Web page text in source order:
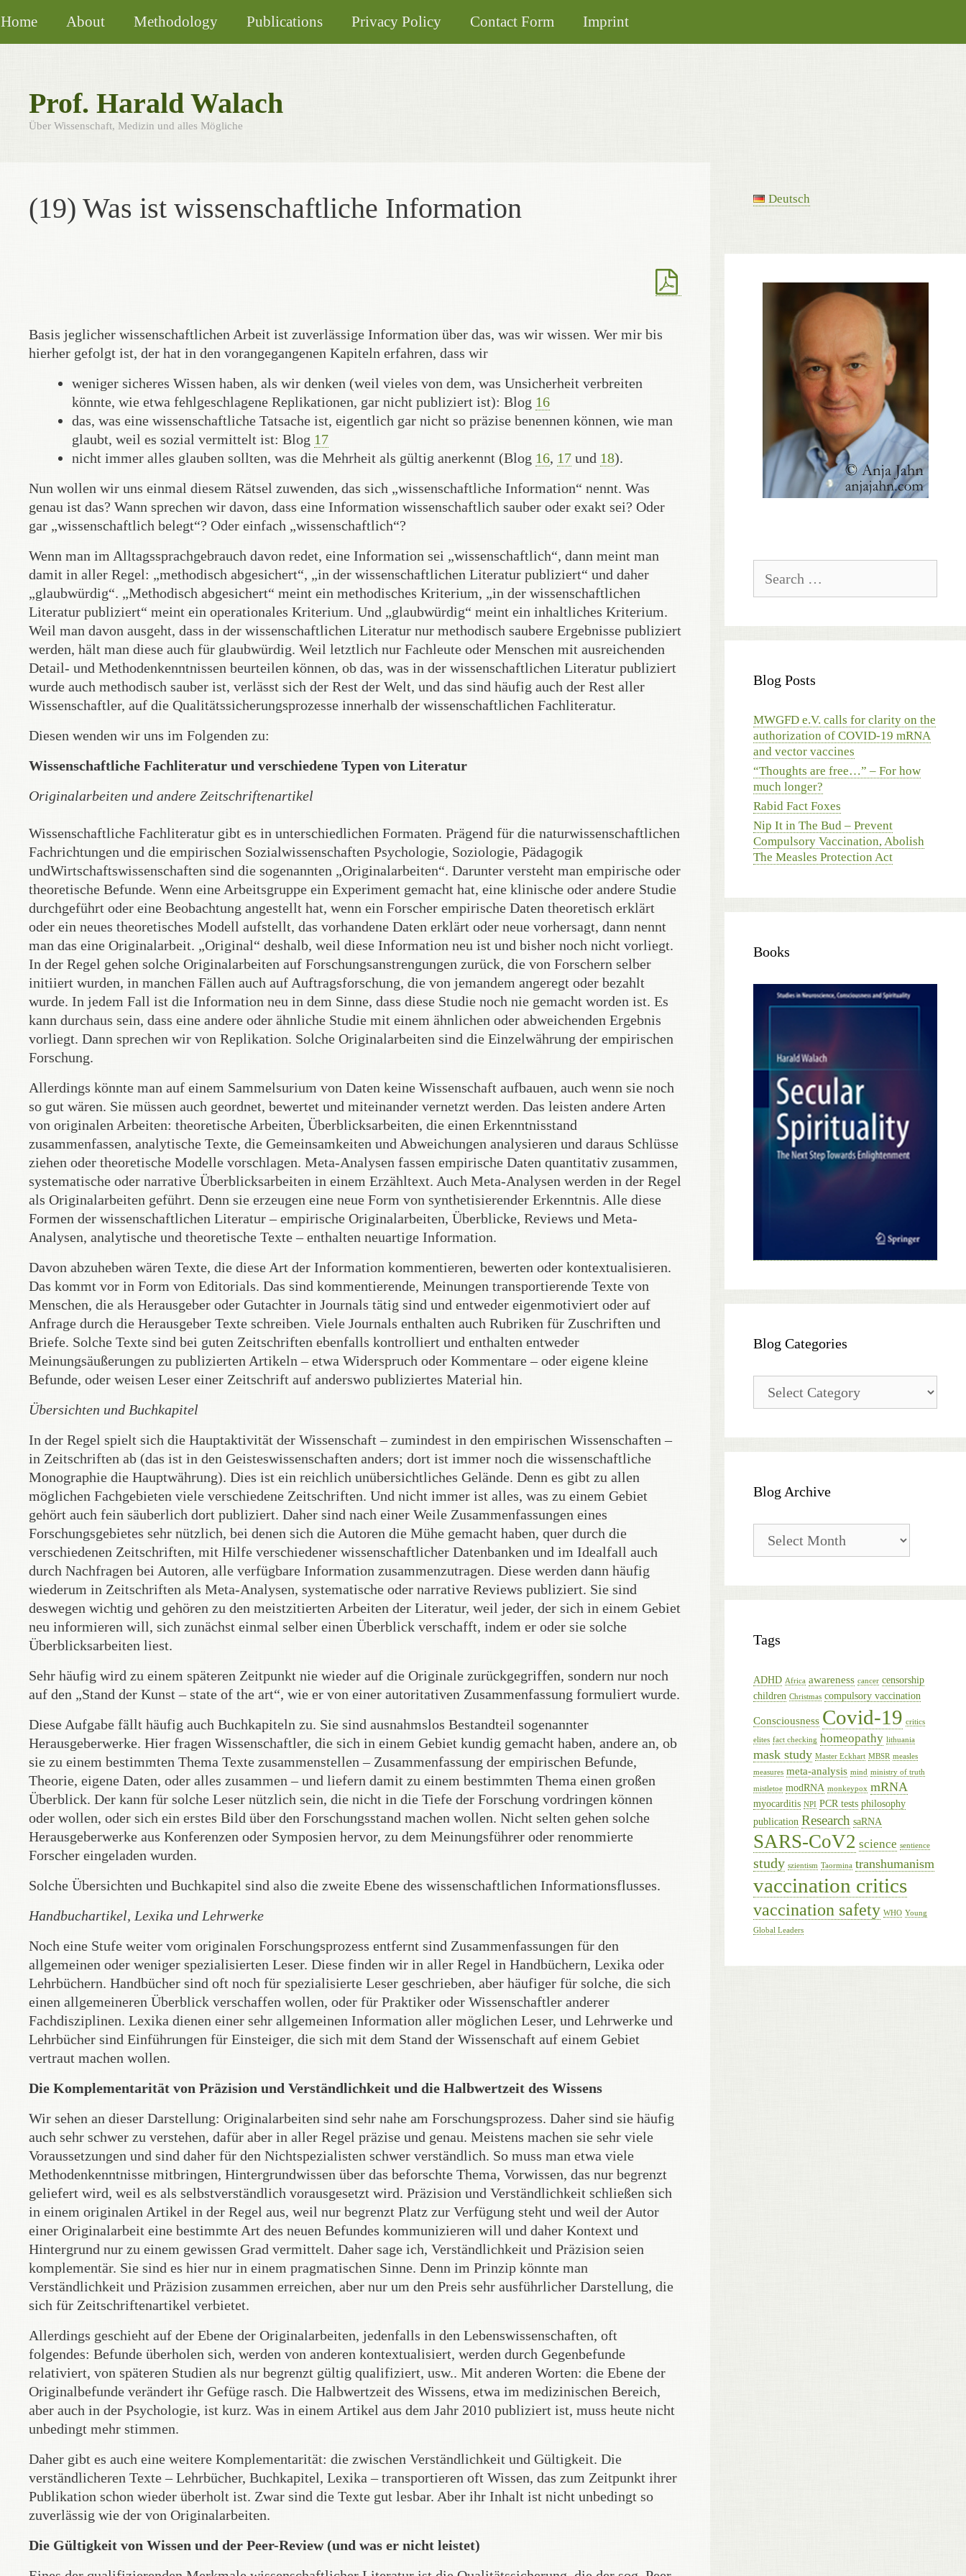
to
content
Home About Methodology Publications Privacy Policy Contact Form Imprint
Prof. Harald Walach
Über Wissenschaft, Medizin und alles Mögliche
(19) Was ist wissenschaftliche Information
Basis jeglicher wissenschaftlichen Arbeit ist zuverlässige Information über das, was wir wissen. Wer mir bis
hierher gefolgt ist, der hat in den vorangegangenen Kapiteln erfahren, dass wir
weniger sicheres Wissen haben, als wir denken (weil vieles von dem, was Unsicherheit verbreiten
könnte, wie etwa fehlgeschlagene Replikationen, gar nicht publiziert ist): Blog 16
das, was eine wissenschaftliche Tatsache ist, eigentlich gar nicht so präzise benennen können, wie man
glaubt, weil es sozial vermittelt ist: Blog 17
nicht immer alles glauben sollten, was die Mehrheit als gültig anerkennt (Blog 16, 17 und 18).
Nun wollen wir uns einmal diesem Rätsel zuwenden, das sich „wissenschaftliche Information“ nennt. Was
genau ist das? Wann sprechen wir davon, dass eine Information wissenschaftlich sauber oder exakt sei? Oder
gar „wissenschaftlich belegt“? Oder einfach „wissenschaftlich“?
Wenn man im Alltagssprachgebrauch davon redet, eine Information sei „wissenschaftlich“, dann meint man
damit in aller Regel: „methodisch abgesichert“, „in der wissenschaftlichen Literatur publiziert“ und daher
„glaubwürdig“. „Methodisch abgesichert“ meint ein methodisches Kriterium, „in der wissenschaftlichen
Literatur publiziert“ meint ein operationales Kriterium. Und „glaubwürdig“ meint ein inhaltliches Kriterium.
Weil man davon ausgeht, dass in der wissenschaftlichen Literatur nur methodisch saubere Ergebnisse publiziert
werden, hält man diese auch für glaubwürdig. Weil letztlich nur Fachleute oder Menschen mit ausreichenden
Detail- und Methodenkenntnissen beurteilen können, ob das, was in der wissenschaftlichen Literatur publiziert
wurde auch methodisch sauber ist, verlässt sich der Rest der Welt, und das sind häufig auch der Rest aller
Wissenschaftler, auf die Qualitätssicherungsprozesse innerhalb der wissenschaftlichen Fachliteratur.
Diesen wenden wir uns im Folgenden zu:
Wissenschaftliche Fachliteratur und verschiedene Typen von Literatur
Originalarbeiten und andere Zeitschriftenartikel
Wissenschaftliche Fachliteratur gibt es in unterschiedlichen Formaten. Prägend für die naturwissenschaftlichen
Fachrichtungen und die empirischen Sozialwissenschaften Psychologie, Soziologie, Pädagogik
undWirtschaftswissenschaften sind die sogenannten „Originalarbeiten“. Darunter versteht man empirische oder
theoretische Befunde. Wenn eine Arbeitsgruppe ein Experiment gemacht hat, eine klinische oder andere Studie
durchgeführt oder eine Beobachtung angestellt hat, wenn ein Forscher empirische Daten theoretisch erklärt
oder ein neues theoretisches Modell aufstellt, das vorhandene Daten erklärt oder neue vorhersagt, dann nennt
man das eine Originalarbeit. „Original“ deshalb, weil diese Information neu ist und bisher noch nicht vorliegt.
In der Regel gehen solche Originalarbeiten auf Forschungsanstrengungen zurück, die von Forschern selber
initiiert wurden, in manchen Fällen auch auf Auftragsforschung, die von jemandem angeregt oder bezahlt
wurde. In jedem Fall ist die Information neu in dem Sinne, dass diese Studie noch nie gemacht worden ist. Es
kann durchaus sein, dass eine andere oder ähnliche Studie mit einem ähnlichen oder abweichenden Ergebnis
vorliegt. Dann sprechen wir von Replikation. Solche Originalarbeiten sind die Einzelwährung der empirischen
Forschung.
Allerdings könnte man auf einem Sammelsurium von Daten keine Wissenschaft aufbauen, auch wenn sie noch
so gut wären. Sie müssen auch geordnet, bewertet und miteinander vernetzt werden. Das leisten andere Arten
von originalen Arbeiten: theoretische Arbeiten, Überblicksarbeiten, die einen Erkenntnisstand
zusammenfassen, analytische Texte, die Gemeinsamkeiten und Abweichungen analysieren und daraus Schlüsse
ziehen oder theoretische Modelle vorschlagen. Meta-Analysen fassen empirische Daten quantitativ zusammen,
systematische oder narrative Überblicksarbeiten in einem Erzähltext. Auch Meta-Analysen werden in der Regel
als Originalarbeiten geführt. Denn sie erzeugen eine neue Form von synthetisierender Erkenntnis. Alle diese
Formen der wissenschaftlichen Literatur – empirische Originalarbeiten, Überblicke, Reviews und Meta-
Analysen, analytische und theoretische Texte – enthalten neuartige Information.
Davon abzuheben wären Texte, die diese Art der Information kommentieren, bewerten oder kontextualisieren.
Das kommt vor in Form von Editorials. Das sind kommentierende, Meinungen transportierende Texte von
Menschen, die als Herausgeber oder Gutachter in Journals tätig sind und entweder eigenmotiviert oder auf
Anfrage durch die Herausgeber Texte schreiben. Viele Journals enthalten auch Rubriken für Zuschriften und
Briefe. Solche Texte sind bei guten Zeitschriften ebenfalls kontrolliert und enthalten entweder
Meinungsäußerungen zu publizierten Artikeln – etwa Widerspruch oder Kommentare – oder eigene kleine
Befunde, oder weisen Leser einer Zeitschrift auf anderswo publiziertes Material hin.
Übersichten und Buchkapitel
In der Regel spielt sich die Hauptaktivität der Wissenschaft – zumindest in den empirischen Wissenschaften –
in Zeitschriften ab (das ist in den Geisteswissenschaften anders; dort ist immer noch die wissenschaftliche
Monographie die Hauptwährung). Dies ist ein reichlich unübersichtliches Gelände. Denn es gibt zu allen
möglichen Fachgebieten viele verschiedene Zeitschriften. Und nicht immer ist alles, was zu einem Gebiet
gehört auch fein säuberlich dort publiziert. Daher sind nach einer Weile Zusammenfassungen eines
Forschungsgebietes sehr nützlich, bei denen sich die Autoren die Mühe gemacht haben, quer durch die
verschiedenen Zeitschriften, mit Hilfe verschiedener wissenschaftlicher Datenbanken und im Idealfall auch
durch Nachfragen bei Autoren, alle verfügbare Information zusammenzutragen. Diese werden dann häufig
wiederum in Zeitschriften als Meta-Analysen, systematische oder narrative Reviews publiziert. Sie sind
deswegen wichtig und gehören zu den meistzitierten Arbeiten der Literatur, weil jeder, der sich in einem Gebiet
neu informieren will, sich zunächst einmal selber einen Überblick verschafft, indem er oder sie solche
Überblicksarbeiten liest.
Sehr häufig wird zu einem späteren Zeitpunkt nie wieder auf die Originale zurückgegriffen, sondern nur noch
auf den „Stand der Kunst – state of the art“, wie er von einer autoritativen Zusammenfassung formuliert wurde.
Diese Aufgabe fällt häufig auch Buchkapiteln zu. Sie sind ausnahmslos Bestandteil sogenannter
Herausgeberwerke. Hier fragen Wissenschaftler, die sich in einem Gebiet kundig gemacht haben, andere an, ob
sie zu einem bestimmten Thema Texte zusammenstellen – Zusammenfassung der empirischen Befunde,
Theorie, eigene Daten, oder alles zusammen – und liefern damit zu einem bestimmten Thema einen großen
Überblick. Der kann für solche Leser nützlich sein, die nicht in die Tiefe der Forschung vordringen können
oder wollen, oder sich ein erstes Bild über den Forschungsstand machen wollen. Nicht selten gehen solche
Herausgeberwerke aus Konferenzen oder Symposien hervor, zu dem Meinungsführer oder renommierte
Forscher eingeladen wurden.
Solche Übersichten und Buchkapitel sind also die zweite Ebene des wissenschaftlichen Informationsflusses.
Handbuchartikel, Lexika und Lehrwerke
Noch eine Stufe weiter vom originalen Forschungsprozess entfernt sind Zusammenfassungen für den
allgemeinen oder weniger spezialisierten Leser. Diese finden wir in aller Regel in Handbüchern, Lexika oder
Lehrbüchern. Handbücher sind oft noch für spezialisierte Leser geschrieben, aber häufiger für solche, die sich
einen allgemeineren Überblick verschaffen wollen, oder für Praktiker oder Wissenschaftler anderer
Fachdisziplinen. Lexika dienen einer sehr allgemeinen Information aller möglichen Leser, und Lehrwerke und
Lehrbücher sind Einführungen für Einsteiger, die sich mit dem Stand der Wissenschaft auf einem Gebiet
vertraut machen wollen.
Die Komplementarität von Präzision und Verständlichkeit und die Halbwertzeit des Wissens
Wir sehen an dieser Darstellung: Originalarbeiten sind sehr nahe am Forschungsprozess. Daher sind sie häufig
auch sehr schwer zu verstehen, dafür aber in aller Regel präzise und genau. Meistens machen sie sehr viele
Voraussetzungen und sind daher für den Nichtspezialisten schwer verständlich. So muss man etwa viele
Methodenkenntnisse mitbringen, Hintergrundwissen über das beforschte Thema, Vorwissen, das nur begrenzt
geliefert wird, weil es als selbstverständlich vorausgesetzt wird. Präzision und Verständlichkeit schließen sich
in einem originalen Artikel in der Regel aus, weil nur begrenzt Platz zur Verfügung steht und weil der Autor
einer Originalarbeit eine bestimmte Art des neuen Befundes kommunizieren will und daher Kontext und
Hintergrund nur zu einem gewissen Grad vermittelt. Daher sage ich, Verständlichkeit und Präzision seien
komplementär. Sie sind es hier nur in einem pragmatischen Sinne. Denn im Prinzip könnte man
Verständlichkeit und Präzision zusammen erreichen, aber nur um den Preis sehr ausführlicher Darstellung, die
sich für Zeitschriftenartikel verbietet.
Allerdings geschieht auf der Ebene der Originalarbeiten, jedenfalls in den Lebenswissenschaften, oft
folgendes: Befunde überholen sich, werden von anderen kontextualisiert, werden durch Gegenbefunde
relativiert, von späteren Studien als nur begrenzt gültig qualifiziert, usw.. Mit anderen Worten: die Ebene der
Originalbefunde verändert ihr Gefüge rasch. Die Halbwertzeit des Wissens, etwa im medizinischen Bereich,
aber auch in der Psychologie, ist kurz. Was in einem Artikel aus dem Jahr 2010 publiziert ist, muss heute nicht
unbedingt mehr stimmen.
Daher gibt es auch eine weitere Komplementarität: die zwischen Verständlichkeit und Gültigkeit. Die
verständlicheren Texte – Lehrbücher, Buchkapitel, Lexika – transportieren oft Wissen, das zum Zeitpunkt ihrer
Publikation schon wieder überholt ist. Zwar sind die Texte gut lesbar. Aber ihr Inhalt ist nicht unbedingt so
zuverlässig wie der von Originalarbeiten.
Die Gültigkeit von Wissen und der Peer-Review (und was er nicht leistet)
Deutsch
for:
Blog Posts
MWGFD e.V. calls for clarity on the
authorization of COVID-19 mRNA
and vector vaccines
“Thoughts are free…” – For how
much longer?
Rabid Fact Foxes
Nip It in The Bud – Prevent
Compulsory Vaccination, Abolish
The Measles Protection Act
Books
Blog Categories
Categories
Blog Archive
Archive
Tags
ADHD Africa awareness cancer censorship
children Christmas compulsory vaccination
Consciousness Covid-19 critics
elites fact checking homeopathy lithuania
mask study Master Eckhart MBSR measles
measures meta-analysis mind ministry of truth
mistletoe modRNA monkeypox mRNA
myocarditis NPI PCR tests philosophy
publication Research saRNA
SARS-CoV2 science sentience
study szientism Taormina transhumanism
vaccination critics
vaccination safety WHO Young
Global Leaders